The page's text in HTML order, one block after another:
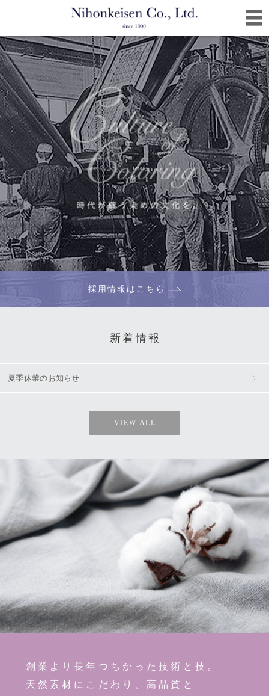
採用情報はこちら
新着情報
夏季休業のお知らせ
VIEW ALL
創業より長年つちかった技術と技。
天然素材にこだわり、高品質と